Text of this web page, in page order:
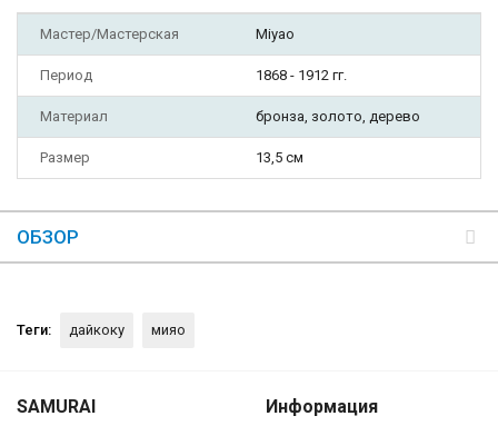
Мастер/Мастерская Miyao
Период 1868 - 1912 гг.
Материал бронза, золото, дерево
Размер 13,5 см
ОБЗОР
Теги: дайкоку мияо
SAMURAI Информация